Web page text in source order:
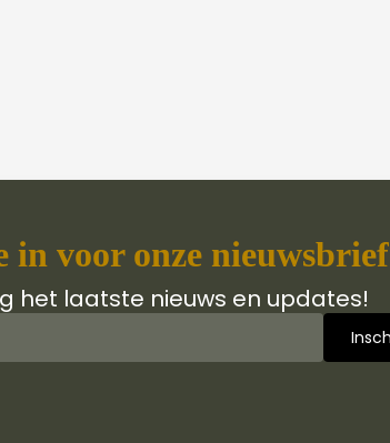
in voor onze nieuwsbrief
het laatste nieuws en updates!